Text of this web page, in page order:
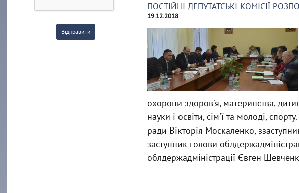
ПОСТІЙНІ ДЕПУТАТСЬКІ КОМІСІЇ
19.12.2018
охорони здоров'я, материнства,
науки і освіти, сім'ї та молоді,
ради Вікторія Москаленко,
заступник голови
облдержадміністрації Євген
Відправити